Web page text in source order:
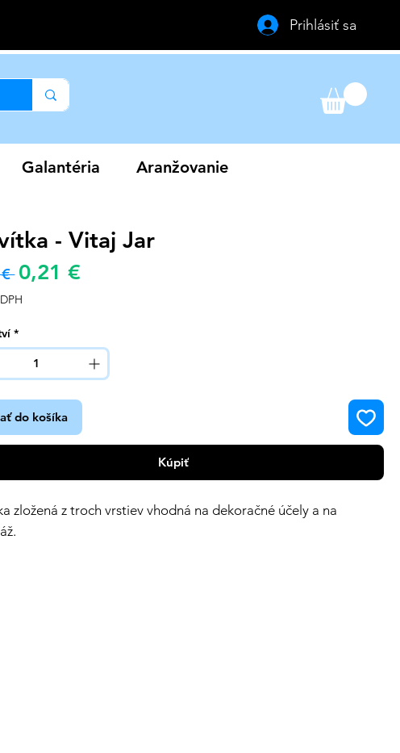
Prihlásiť sa
Galantéria Aranžovanie
- Vitaj Jar
€ Běžná
cena
0,21 €
*
do košíka
Kúpiť
zložená z troch vrstiev vhodná na dekoračné účely a na